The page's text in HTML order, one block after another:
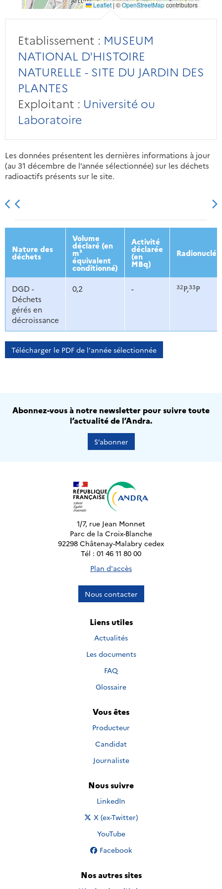
Leaflet | ©OpenStreetMapcontributors
Etablissement : MUSEUM
NATIONAL D'HISTOIRE
NATURELLE - SITE DU JARDIN DES
PLANTES
Exploitant : Université ou
Laboratoire
Les données présentent les dernières informations à jour
(au 31 décembre de l’année sélectionnée) sur les déchets
radioactifs présents sur le site.
2013 2014 2015 2016
Nature des
déchets
Volume
déclaré (en
m³
équivalent
conditionné)
Activité
déclarée
(en
MBq)
DGD -
Déchets
gérés en
décroissance
0,2 - 32P,33P
Télécharger le PDF de l'année sélectionnée
Abonnez-vous à notre newsletter pour suivre toute
l’actualité de l’Andra.
S’abonner
1/7, rue Jean Monnet
Parc de la Croix-Blanche
92298 Châtenay-Malabry cedex
Tél : 01 46 11 80 00
Plan d'accès
Nous contacter
Liens utiles
Actualités
Les documents
FAQ
Glossaire
Vous êtes
Producteur
Candidat
Journaliste
Nous suivre
Nous suivre sur
LinkedIn
Nous suivre sur
X (ex-Twitter)
Nous suivre sur
YouTube
Nous suivre sur
Facebook
Nos autres sites